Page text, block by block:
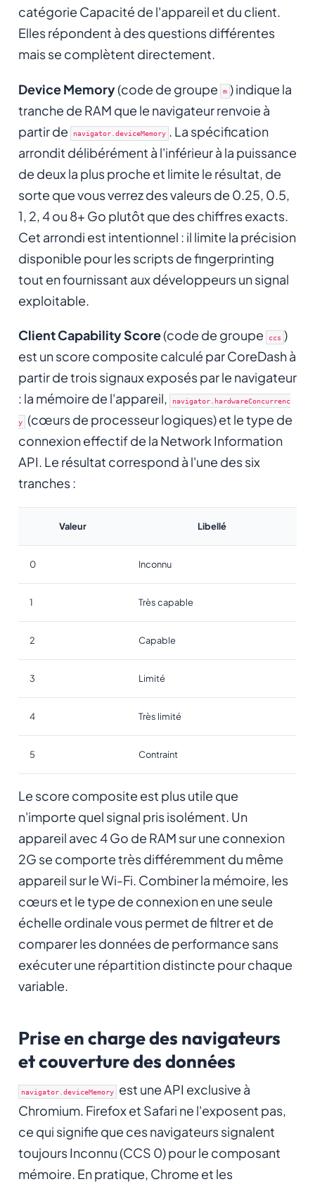
catégorie Capacité de l'appareil et du client.
Elles répondent à des questions différentes
mais se complètent directement.
Device Memory(code de groupe m ) indique la
tranche de RAM que le navigateur renvoie à
partir de
navigator.deviceMemory . La spécification
arrondit délibérément à l'inférieur à la puissance
de deux la plus proche et limite le résultat, de
sorte que vous verrez des valeurs de 0.25, 0.5,
1, 2, 4 ou 8+ Go plutôt que des chiffres exacts.
Cet arrondi est intentionnel : il limite la précision
disponible pour les scripts de fingerprinting
tout en fournissant aux développeurs un signal
exploitable.
Client Capability Score(code de groupe ccs )
est un score composite calculé par CoreDash à
partir de trois signaux exposés par le navigateur
: la mémoire de l'appareil,
navigator.hardwareConcurrenc
y (cœurs de processeur logiques) et le type de
connexion effectif de la Network Information
API. Le résultat correspond à l'une des six
tranches :
Valeur Libellé
0 Inconnu
1 Très capable
2 Capable
3 Limité
4 Très limité
5 Contraint
Le score composite est plus utile que
n'importe quel signal pris isolément. Un
appareil avec 4 Go de RAM sur une connexion
2G se comporte très différemment du même
appareil sur le Wi-Fi. Combiner la mémoire, les
cœurs et le type de connexion en une seule
échelle ordinale vous permet de filtrer et de
comparer les données de performance sans
exécuter une répartition distincte pour chaque
variable.
Prise en charge des navigateurs
et couverture des données
navigator.deviceMemory est une API exclusive à
Chromium. Firefox et Safari ne l'exposent pas,
ce qui signifie que ces navigateurs signalent
toujours Inconnu (CCS 0) pour le composant
mémoire. En pratique, Chrome et les